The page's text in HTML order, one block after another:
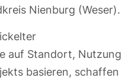
Nienburg (Weser).
auf Standort, Nutzung
basieren, schaffen